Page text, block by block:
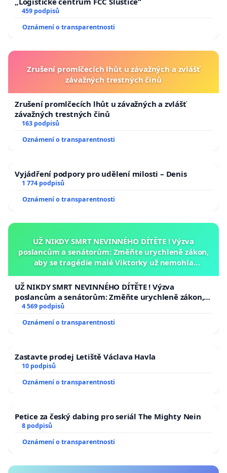
459 podpisů
Oznámení o transparentnosti
Zrušení promlčecích lhůt u závažných a zvlášť
závažných trestných činů
Zrušení promlčecích lhůt u závažných a zvlášť
závažných trestných činů
163 podpisů
Oznámení o transparentnosti
Vyjádření podpory pro udělení milosti – Denis
1 774 podpisů
Oznámení o transparentnosti
UŽ NIKDY SMRT NEVINNÉHO DÍTĚTE ! Výzva
poslancům a senátorům: Změňte urychleně zákon,
aby se tragédie malé Viktorky už nemohla
UŽ NIKDY SMRT NEVINNÉHO DÍTĚTE ! Výzva
poslancům a senátorům: Změňte urychleně zákon,
aby se tragédie malé Viktorky už nemohla opakovat!
4 569 podpisů
Oznámení o transparentnosti
Zastavte prodej Letiště Václava Havla
10 podpisů
Oznámení o transparentnosti
Petice za český dabing pro seriál The Mighty Nein
8 podpisů
Oznámení o transparentnosti